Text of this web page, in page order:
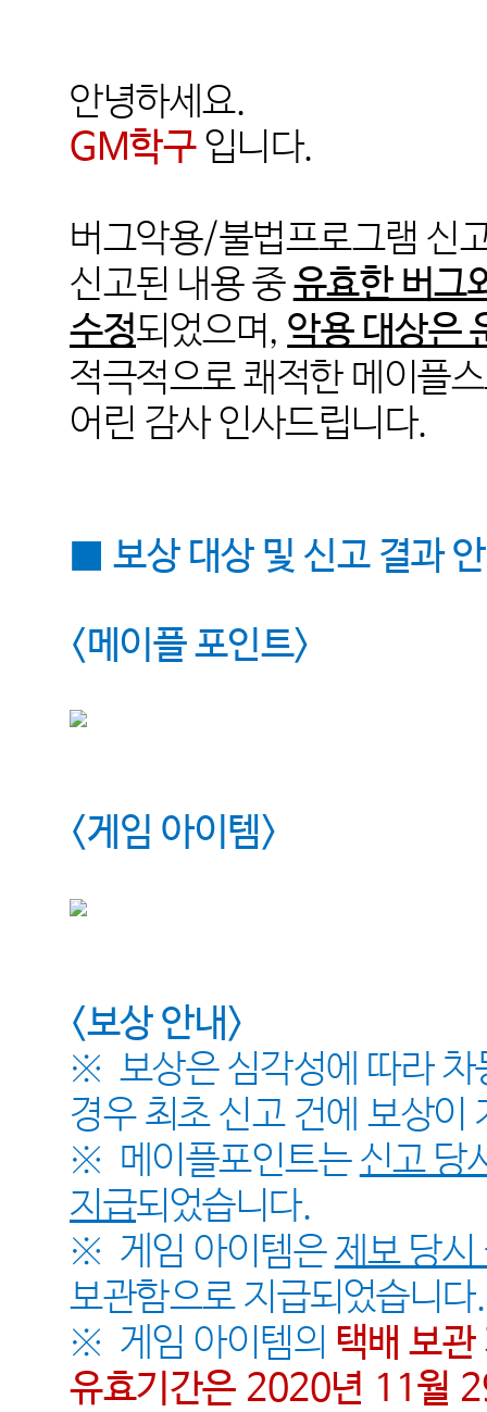
안녕하세요.
GM학구 입니다.
버그악용/불법프로그램 신
신고된 내용 중유효한 버그
수정되었으며, 악용 대상은
적극적으로 쾌적한 메이플
어린 감사 인사드립니다.
보상 대상 및 신고 결과
<메이플 포인트>
<게임 아이템>
<보상 안내 >
※ 보상은 심각성에 따라
경우 최초 신고 건에 보상이
※ 메이플포인트는 신고 당
지급되었습니다.
※ 게임 아이템은 제보 당
보관함으로 지급되었습니다.
※ 게임 아이템의 택배 보관
유효기간은2020년 11월